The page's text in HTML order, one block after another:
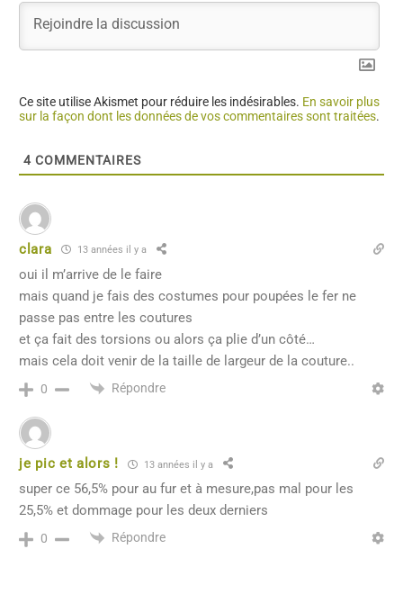
Ce site utilise Akismet pour réduire les indésirables. En savoir plus
sur la façon dont les données de vos commentaires sont traitées.
4 COMMENTAIRES
clara 13 années il y a
oui il m’arrive de le faire
mais quand je fais des costumes pour poupées le fer ne
passe pas entre les coutures
et ça fait des torsions ou alors ça plie d’un côté…
mais cela doit venir de la taille de largeur de la couture..
0 Répondre
je pic et alors ! 13 années il y a
super ce 56,5% pour au fur et à mesure,pas mal pour les
25,5% et dommage pour les deux derniers
0 Répondre